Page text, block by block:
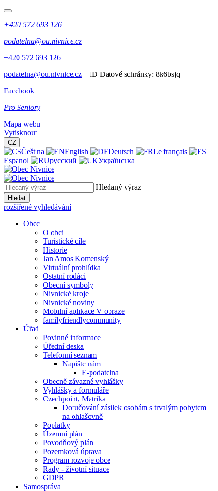
+420 572 693 126
podatelna@ou.nivnice.cz
+420 572 693 126
podatelna@ou.nivnice.cz
ID Datové schránky: 8k6bsjq
Facebook
Pro Seniory
Mapa webu
Vytisknout
CZ
Čeština English Deutsch
Le français
Espanol
русский Українська
Hledaný výraz
Hledat
rozšířené vyhledávání
Obec
O obci
Turistické cíle
Historie
Jan Amos Komenský
Virtuální prohlídka
Ostatní rodáci
Obecní symboly
Nivnické kroje
Nivnické noviny
Mobilní aplikace V obraze
familyfriendlycommunity
Úřad
Povinné informace
Úřední deska
Telefonní seznam
Napište nám
E-podatelna
Obecně závazné vyhlášky
Vyhlášky a formuláře
Czechpoint, Matrika
Doručování zásilek osobám s trvalým pobytem
na ohlašovně
Poplatky
Územní plán
Povodňový plán
Pozemková úprava
Program rozvoje obce
Rady - životní situace
GDPR
Samospráva